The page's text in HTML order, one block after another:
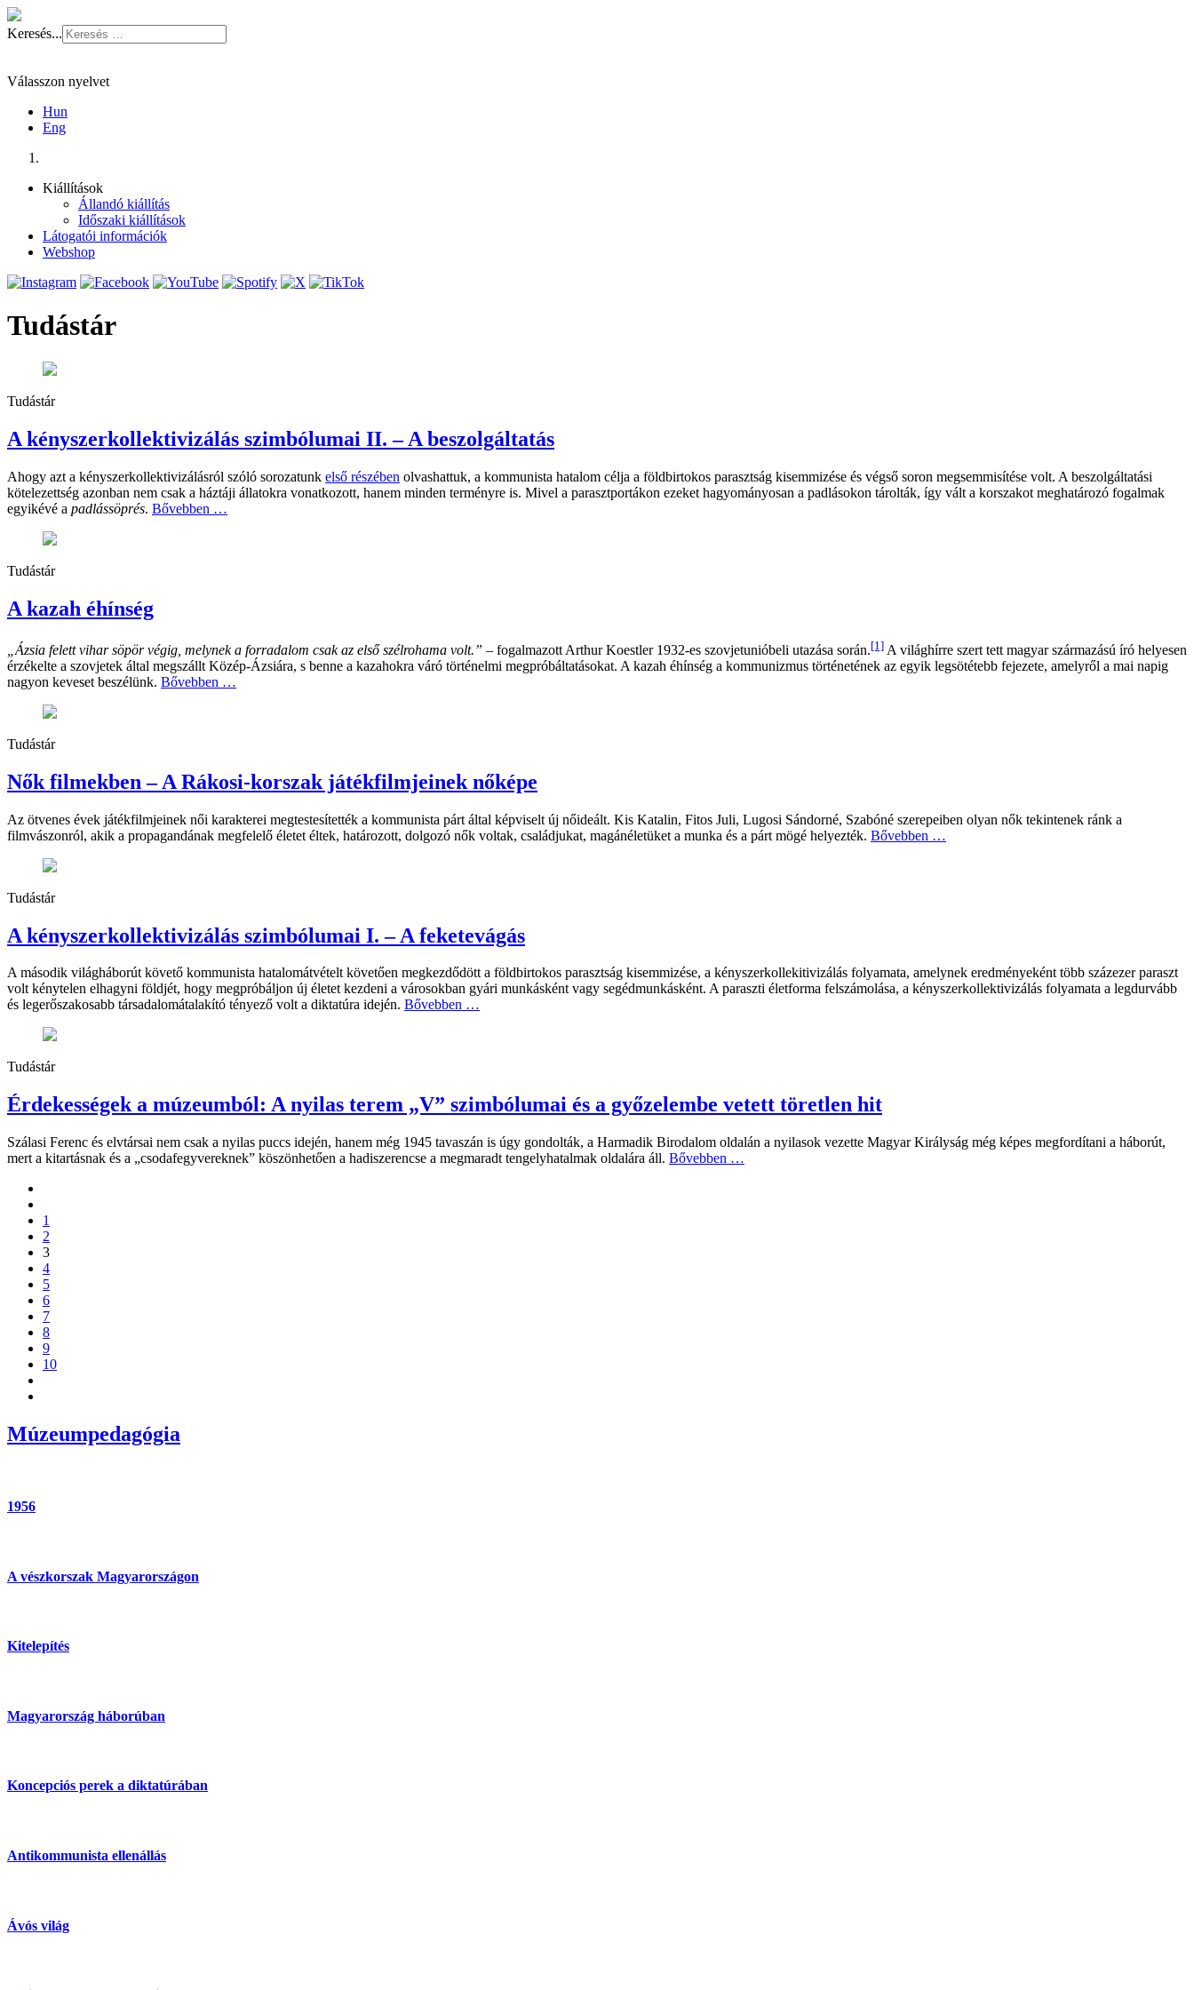
Keresés...
Válasszon nyelvet
Hun
Eng
Kiállítások
Állandó kiállítás
Időszaki kiállítások
Látogatói információk
Webshop
Tudástár
Tudástár
A kényszerkollektivizálás szimbólumai II. – A beszolgáltatás
Ahogy azt a kényszerkollektivizálásról szóló sorozatunk első részében olvashattuk, a kommunista hatalom célja a földbirtokos parasztság kisemmizése és végső soron megsemmisítése volt. A beszolgáltatási
kötelezettség azonban nem csak a háztáji állatokra vonatkozott, hanem minden terményre is. Mivel a parasztportákon ezeket hagyományosan a padlásokon tárolták, így vált a korszakot meghatározó fogalmak
egyikévé a padlássöprés. Bővebben …
Tudástár
A kazah éhínség
Ázsia felett vihar söpör végig, melynek a forradalom csak az első szélrohama volt.” – fogalmazott Arthur Koestler 1932-es szovjetunióbeli utazása során.[1] A világhírre szert tett magyar származású író helyesen
érzékelte a szovjetek által megszállt Közép-Ázsiára, s benne a kazahokra váró történelmi megpróbáltatásokat. A kazah éhínség a kommunizmus történetének az egyik legsötétebb fejezete, amelyről a mai napig
nagyon keveset beszélünk. Bővebben …
Tudástár
Nők filmekben – A Rákosi-korszak játékfilmjeinek nőképe
Az ötvenes évek játékfilmjeinek női karakterei megtestesítették a kommunista párt által képviselt új nőideált. Kis Katalin, Fitos Juli, Lugosi Sándorné, Szabóné szerepeiben olyan nők tekintenek ránk a
filmvászonról, akik a propagandának megfelelő életet éltek, határozott, dolgozó nők voltak, családjukat, magánéletüket a munka és a párt mögé helyezték. Bővebben …
Tudástár
A kényszerkollektivizálás szimbólumai I. – A feketevágás
A második világháborút követő kommunista hatalomátvételt követően megkezdődött a földbirtokos parasztság kisemmizése, a kényszerkollekitivizálás folyamata, amelynek eredményeként több százezer paraszt
volt kénytelen elhagyni földjét, hogy megpróbáljon új életet kezdeni a városokban gyári munkásként vagy segédmunkásként. A paraszti életforma felszámolása, a kényszerkollektivizálás folyamata a legdurvább
és legerőszakosabb társadalomátalakító tényező volt a diktatúra idején. Bővebben …
Tudástár
Érdekességek a múzeumból: A nyilas terem „V” szimbólumai és a győzelembe vetett töretlen hit
Szálasi Ferenc és elvtársai nem csak a nyilas puccs idején, hanem még 1945 tavaszán is úgy gondolták, a Harmadik Birodalom oldalán a nyilasok vezette Magyar Királyság még képes megfordítani a háborút,
mert a kitartásnak és a „csodafegyvereknek” köszönhetően a hadiszerencse a megmaradt tengelyhatalmak oldalára áll. Bővebben …
1
2
3
4
5
6
7
8
9
10
Múzeumpedagógia
1956
A vészkorszak Magyarországon
Kitelepítés
Magyarország háborúban
Koncepciós perek a diktatúrában
Antikommunista ellenállás
Ávós világ